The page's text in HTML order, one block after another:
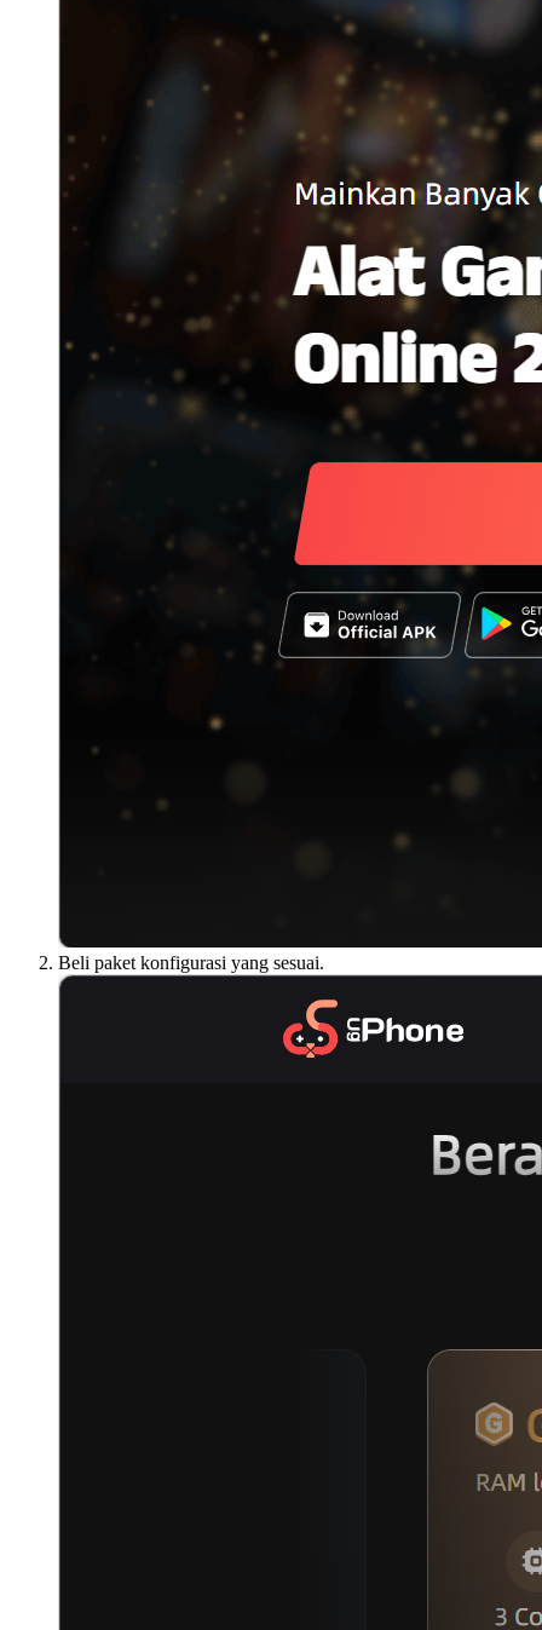
Beli paket konfigurasi yang sesuai.